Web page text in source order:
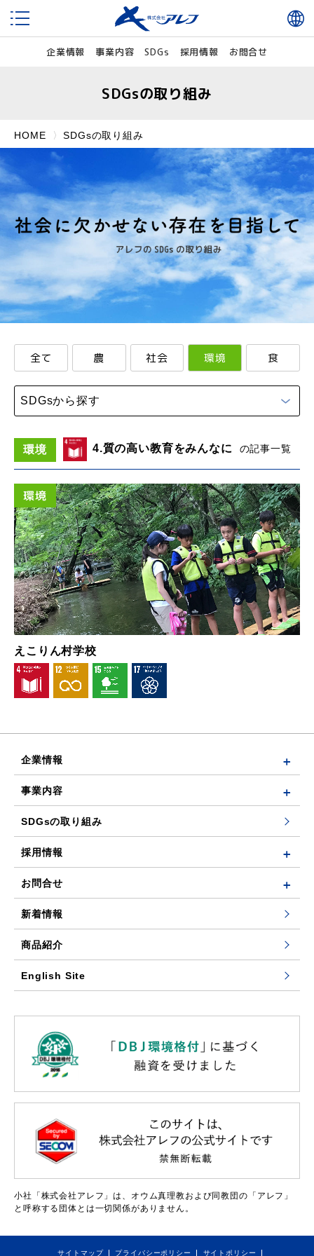
企業情報 事業内容 SDGs 採用情報 お問合せ
SDGsの取り組み
HOME SDGsの取り組み
全て 農 社会 環境 食
SDGsから探す
環境 4.質の高い教育をみんなに の記事一覧
環境
えこりん村学校
企業情報
事業内容
SDGsの取り組み
採用情報
お問合せ
新着情報
商品紹介
English Site
小社「株式会社アレフ」は、オウム真理教および同教団の「アレフ」
と呼称する団体とは一切関係がありません。
サイトマップ プライバシーポリシー サイトポリシー